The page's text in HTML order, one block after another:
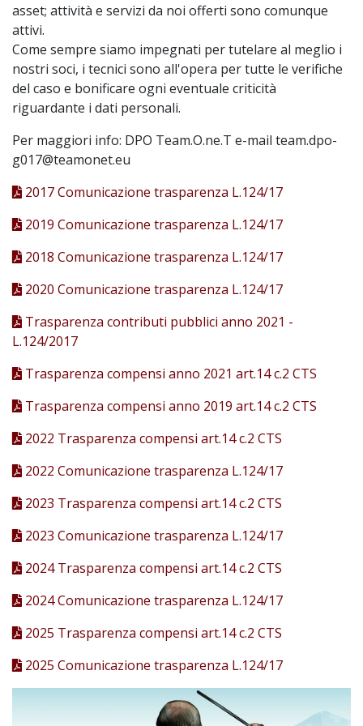
asset; attività e servizi da noi offerti sono comunque
attivi.
Come sempre siamo impegnati per tutelare al meglio i
nostri soci, i tecnici sono all'opera per tutte le verifiche
del caso e bonificare ogni eventuale criticità
riguardante i dati personali.
Per maggiori info: DPO Team.O.ne.T e-mail team.dpo-
g017@teamonet.eu
2017 Comunicazione trasparenza L.124/17
2019 Comunicazione trasparenza L.124/17
2018 Comunicazione trasparenza L.124/17
2020 Comunicazione trasparenza L.124/17
Trasparenza contributi pubblici anno 2021 -
L.124/2017
Trasparenza compensi anno 2021 art.14 c.2 CTS
Trasparenza compensi anno 2019 art.14 c.2 CTS
2022 Trasparenza compensi art.14 c.2 CTS
2022 Comunicazione trasparenza L.124/17
2023 Trasparenza compensi art.14 c.2 CTS
2023 Comunicazione trasparenza L.124/17
2024 Trasparenza compensi art.14 c.2 CTS
2024 Comunicazione trasparenza L.124/17
2025 Trasparenza compensi art.14 c.2 CTS
2025 Comunicazione trasparenza L.124/17